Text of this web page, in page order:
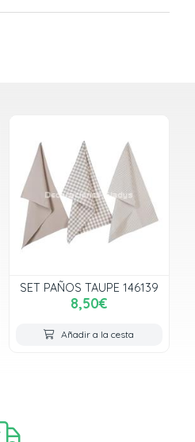
SET PAÑOS TAUPE 146139
8,50€
Añadir a la cesta